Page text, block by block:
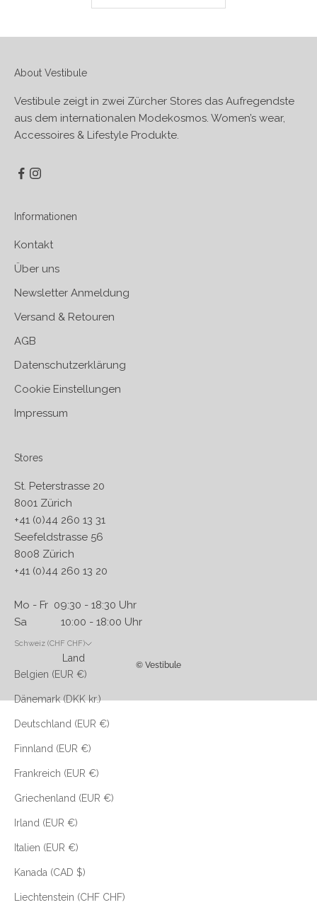
About Vestibule
Vestibule zeigt in zwei Zürcher Stores das Aufregendste
aus dem internationalen Modekosmos. Women’s wear,
Accessoires & Lifestyle Produkte.
Informationen
Kontakt
Über uns
Newsletter Anmeldung
Versand & Retouren
AGB
Datenschutzerklärung
Cookie Einstellungen
Impressum
Stores
St. Peterstrasse 20
8001 Zürich
+41 (0)44 260 13 31
Seefeldstrasse 56
8008 Zürich
+41 (0)44 260 13 20
Mo - Fr 09:30 - 18:30 Uhr
Sa 10:00 - 18:00 Uhr
Schweiz (CHF CHF)
Land
Belgien (EUR €)
Dänemark (DKK kr.)
Deutschland (EUR €)
Finnland (EUR €)
Frankreich (EUR €)
Griechenland (EUR €)
Irland (EUR €)
Italien (EUR €)
Kanada (CAD $)
Liechtenstein (CHF CHF)
© Vestibule